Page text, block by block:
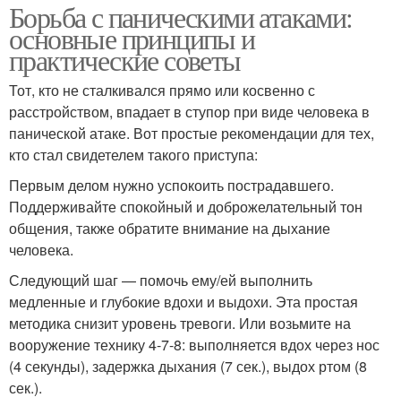
Борьба с паническими атаками:
основные принципы и
практические советы
Тот, кто не сталкивался прямо или косвенно с
расстройством, впадает в ступор при виде человека в
панической атаке. Вот простые рекомендации для тех,
кто стал свидетелем такого приступа:
Первым делом нужно успокоить пострадавшего.
Поддерживайте спокойный и доброжелательный тон
общения, также обратите внимание на дыхание
человека.
Следующий шаг — помочь ему/ей выполнить
медленные и глубокие вдохи и выдохи. Эта простая
методика снизит уровень тревоги. Или возьмите на
вооружение технику 4-7-8: выполняется вдох через нос
(4 секунды), задержка дыхания (7 сек.), выдох ртом (8
сек.).